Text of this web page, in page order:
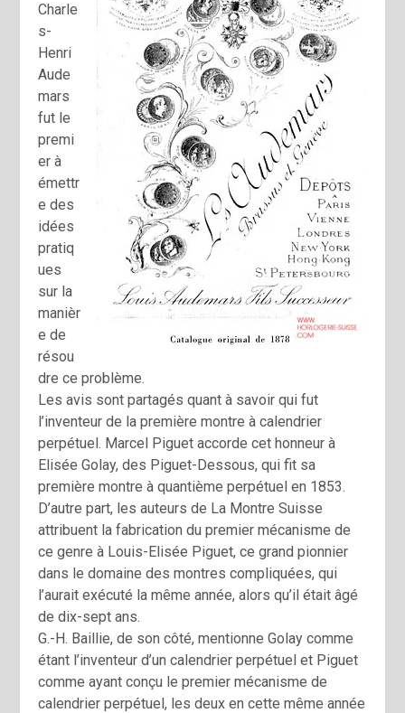
Charle
s-
Henri
Aude
mars
fut le
premi
er à
émettr
e des
idées
pratiq
ues
sur la
manièr
e de
résou
dre ce problème.
Les avis sont partagés quant à savoir qui fut
l’inventeur de la première montre à calendrier
perpétuel. Marcel Piguet accorde cet honneur à
Elisée Golay, des Piguet-Dessous, qui fit sa
première montre à quantième perpétuel en 1853.
D’autre part, les auteurs de La Montre Suisse
attribuent la fabrication du premier mécanisme de
ce genre à Louis-Elisée Piguet, ce grand pionnier
dans le domaine des montres compliquées, qui
l’aurait exécuté la même année, alors qu’il était âgé
de dix-sept ans.
G.-H. Baillie, de son côté, mentionne Golay comme
étant l’inventeur d’un calendrier perpétuel et Piguet
comme ayant conçu le premier mécanisme de
calendrier perpétuel, les deux en cette même année